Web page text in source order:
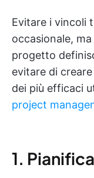
Evitare i vincoli
occasionale,
progetto
evitare di
dei più efficaci
project
1.